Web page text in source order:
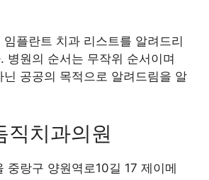
플란트 치과 리스트를 알려드리
병원의 순서는 무작위 순서이며
닌 공공의 목적으로 알려드림을 알
직치과의원
중랑구 양원역로10길 17 제이메